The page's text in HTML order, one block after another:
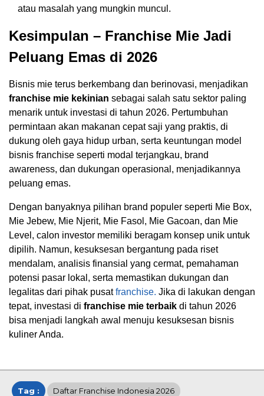
atau masalah yang mungkin muncul.
Kesimpulan – Franchise Mie Jadi
Peluang Emas di 2026
Bisnis mie terus berkembang dan berinovasi, menjadikan
franchise mie kekinian sebagai salah satu sektor paling
menarik untuk investasi di tahun 2026. Pertumbuhan
permintaan akan makanan cepat saji yang praktis, di
dukung oleh gaya hidup urban, serta keuntungan model
bisnis franchise seperti modal terjangkau, brand
awareness, dan dukungan operasional, menjadikannya
peluang emas.
Dengan banyaknya pilihan brand populer seperti Mie Box,
Mie Jebew, Mie Njerit, Mie Fasol, Mie Gacoan, dan Mie
Level, calon investor memiliki beragam konsep unik untuk
dipilih. Namun, kesuksesan bergantung pada riset
mendalam, analisis finansial yang cermat, pemahaman
potensi pasar lokal, serta memastikan dukungan dan
legalitas dari pihak pusatfranchise. Jika di lakukan dengan
tepat, investasi di franchise mie terbaik di tahun 2026
bisa menjadi langkah awal menuju kesuksesan bisnis
kuliner Anda.
Tag : Daftar Franchise Indonesia 2026